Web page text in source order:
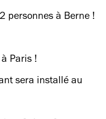
personnes à Berne !
Paris !
sera installé au